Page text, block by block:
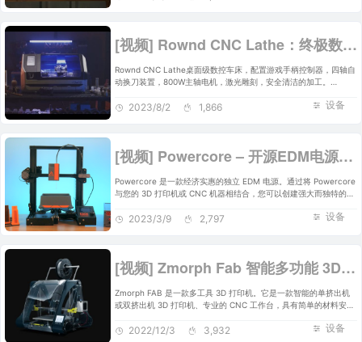
[视频] Rownd CNC Lathe：终极数控车床开启您的创意之旅
Rownd CNC Lathe桌面级数控车床，配置游戏手柄控制器，四轴自
动换刀装置，800W主轴电机，激光雕刻，安全清洁的加工。
设备
2023/8/2 1,866
[视频] Powercore – 开源EDM电源将您的3D打印机转换为EDM机器
Powercore 是一款经济实惠的独立 EDM 电源。通过将 Powercore
与您的 3D 打印机或 CNC 机器相结合，您可以创建强大而独特的
设备
2023/3/9 2,797
[视频] Zmorph Fab 智能多功能 3D打印机
Zmorph FAB 是一款多工具 3D 打印机。它是一款智能的单挤出机
或双挤出机 3D 打印机、专业的 CNC 工作台，具有简单的材料安装
饰潜力。
设备
2022/12/3 3,932